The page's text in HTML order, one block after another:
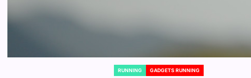
POSTED
RUNNING GADGETS RUNNING